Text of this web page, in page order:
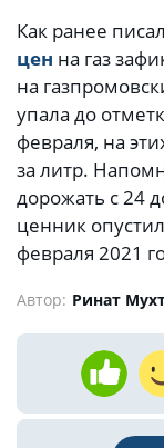
Как ранее
цен на газ
на
упала до
февраля, на
за литр.
дорожать с 24
ценник
февраля 2021
Автор: Ринат